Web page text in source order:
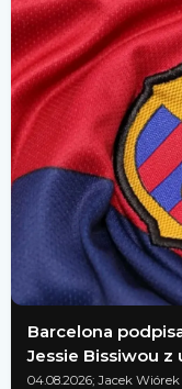
Barcelona
Jessie Bissiwou z
04.08.2026; Jacek Wiórek